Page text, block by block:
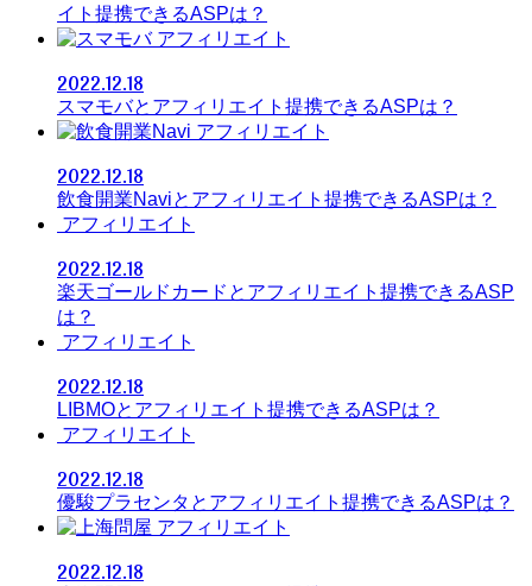
イト提携できるASPは？
アフィリエイト
2022.12.18
スマモバとアフィリエイト提携できるASPは？
アフィリエイト
2022.12.18
飲食開業Naviとアフィリエイト提携できるASPは？
アフィリエイト
2022.12.18
楽天ゴールドカードとアフィリエイト提携できるASP
は？
アフィリエイト
2022.12.18
LIBMOとアフィリエイト提携できるASPは？
アフィリエイト
2022.12.18
優駿プラセンタとアフィリエイト提携できるASPは？
アフィリエイト
2022.12.18